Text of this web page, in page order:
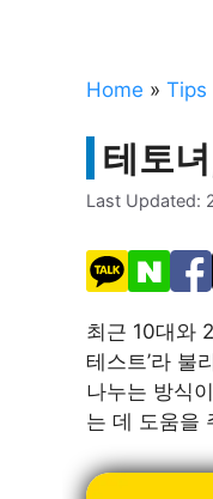
Home » Tips
테토
Last Updated:
최근 10대와
테스트’라 불
나누는 방식
는 데 도움을